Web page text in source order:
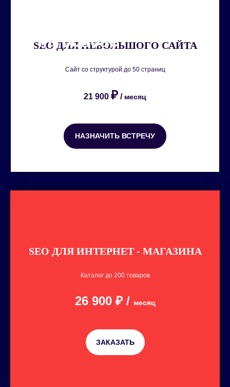
на основе
SEO ДЛЯ НЕБОЛЬШОГО САЙТА
Сайт со структурой до 50 страниц
21 900 ₽ / месяц
НАЗНАЧИТЬ ВСТРЕЧУ
SEO ДЛЯ ИНТЕРНЕТ - МАГАЗИНА
Каталог до 200 товаров
26 900 ₽/ месяц
ЗАКАЗАТЬ